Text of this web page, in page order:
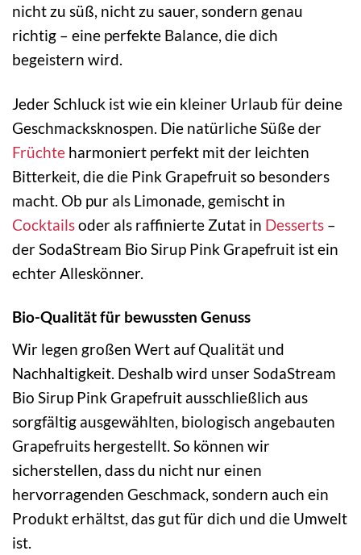
nicht zu süß, nicht zu sauer, sondern genau
richtig – eine perfekte Balance, die dich
begeistern wird.
Jeder Schluck ist wie ein kleiner Urlaub für deine
Geschmacksknospen. Die natürliche Süße der
Früchte harmoniert perfekt mit der leichten
Bitterkeit, die die Pink Grapefruit so besonders
macht. Ob pur als Limonade, gemischt in
Cocktailsoder als raffinierte Zutat in Desserts –
der SodaStream Bio Sirup Pink Grapefruit ist ein
echter Alleskönner.
Bio-Qualität für bewussten Genuss
Wir legen großen Wert auf Qualität und
Nachhaltigkeit. Deshalb wird unser SodaStream
Bio Sirup Pink Grapefruit ausschließlich aus
sorgfältig ausgewählten, biologisch angebauten
Grapefruits hergestellt. So können wir
sicherstellen, dass du nicht nur einen
hervorragenden Geschmack, sondern auch ein
Produkt erhältst, das gut für dich und die Umwelt
ist.